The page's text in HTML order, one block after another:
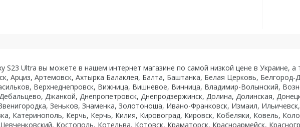
S23 Ultra вы можете в нашем интернет магазине по самой низкой цене в Украине, а
Арциз, Артемовск, Ахтырка Балаклея, Балта, Баштанка, Белая Церковь, Белгород-
Верхнеднепровск, Вижница, Вишневое, Винница, Владимир-Волынский,
Джанкой, Днепропетровск, Днепродзержинск, Долина, Долинская,
Зеньков, Знаменка, Золотоноша, Ивано-Франковск, Измаил,
Катеринополь, Керчь, Керчь, Килия, Кировоград, Кировск, Кобеляки, Ковель,
Костополь, Котельва, Котовск, Краматорск, Красноармейск,